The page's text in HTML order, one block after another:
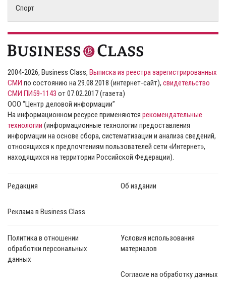
Спорт
2004-2026, Business Class, Выписка из реестра зарегистрированных
СМИ по состоянию на 29.08.2018 (интернет-сайт), свидетельство
СМИ ПИ59-1143 от 07.02.2017 (газета)
ООО “Центр деловой информации”
На информационном ресурсе применяются рекомендательные
технологии (информационные технологии предоставления
информации на основе сбора, систематизации и анализа сведений,
относящихся к предпочтениям пользователей сети «Интернет»,
находящихся на территории Российской Федерации).
Редакция Об издании
Реклама в Business Class
Политика в отношении
обработки персональных
данных
Условия использования
материалов
Согласие на обработку данных